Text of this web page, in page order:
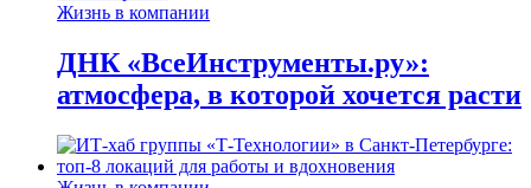
Жизнь в компании
ДНК «ВсеИнструменты.ру»:
атмосфера, в которой хочется расти